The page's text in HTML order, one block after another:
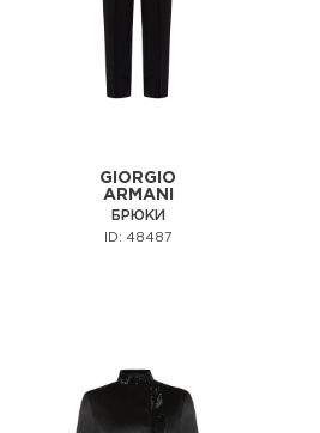
GIORGIO
ARMANI
БРЮКИ
ID: 48487